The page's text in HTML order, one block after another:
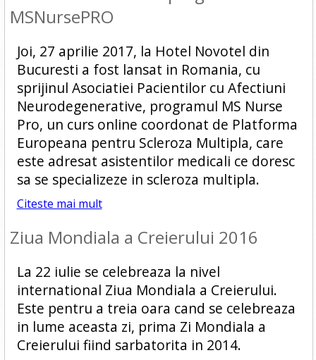
MSNursePRO
Joi, 27 aprilie 2017, la Hotel Novotel din
Bucuresti a fost lansat in Romania, cu
sprijinul Asociatiei Pacientilor cu Afectiuni
Neurodegenerative, programul MS Nurse
Pro, un curs online coordonat de Platforma
Europeana pentru Scleroza Multipla, care
este adresat asistentilor medicali ce doresc
sa se specializeze in scleroza multipla.
Citeste mai mult
Ziua Mondiala a Creierului 2016
La 22 iulie se celebreaza la nivel
international Ziua Mondiala a Creierului.
Este pentru a treia oara cand se celebreaza
in lume aceasta zi, prima Zi Mondiala a
Creierului fiind sarbatorita in 2014.